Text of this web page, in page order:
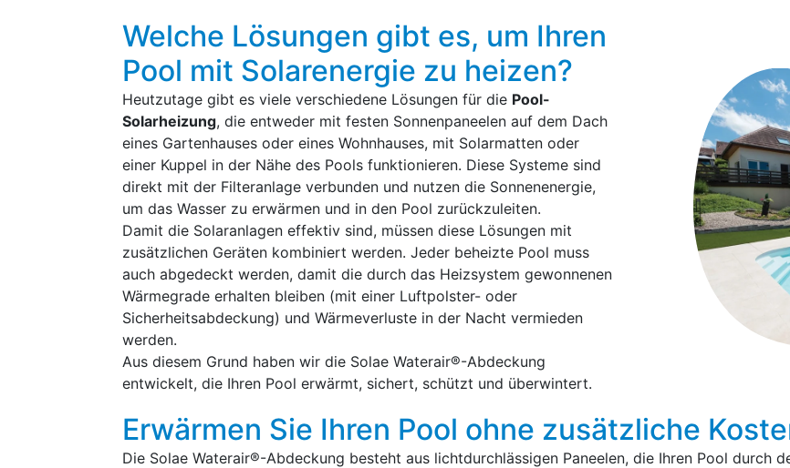
Welche Lösungen gibt es, um Ihren
Pool mit Solarenergie zu heizen?
Heutzutage gibt es viele verschiedene Lösungen für die Pool-
Solarheizung, die entweder mit festen Sonnenpaneelen auf dem Dach
eines Gartenhauses oder eines Wohnhauses, mit Solarmatten oder
einer Kuppel in der Nähe des Pools funktionieren. Diese Systeme sind
direkt mit der Filteranlage verbunden und nutzen die Sonnenenergie,
um das Wasser zu erwärmen und in den Pool zurückzuleiten.
Damit die Solaranlagen effektiv sind, müssen diese Lösungen mit
zusätzlichen Geräten kombiniert werden. Jeder beheizte Pool muss
auch abgedeckt werden, damit die durch das Heizsystem gewonnenen
Wärmegrade erhalten bleiben (mit einer Luftpolster- oder
Sicherheitsabdeckung) und Wärmeverluste in der Nacht vermieden
werden.
Aus diesem Grund haben wir die Solae Waterair®-Abdeckung
entwickelt, die Ihren Pool erwärmt, sichert, schützt und überwintert.
Erwärmen Sie Ihren Pool ohne zusätzliche
Die Solae Waterair®-Abdeckung besteht aus lichtdurchlässigen Paneelen, die Ihren Pool durch